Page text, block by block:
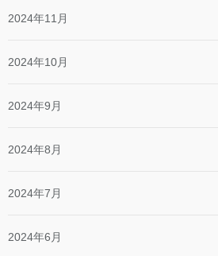
2024年11月
2024年10月
2024年9月
2024年8月
2024年7月
2024年6月